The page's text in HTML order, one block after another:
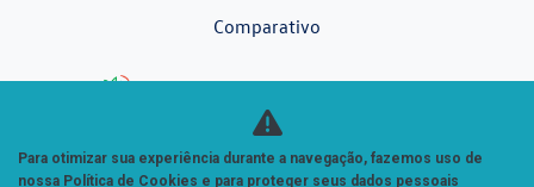
Comparativo
Para otimizar sua experiência durante a navegação, fazemos uso de
nossa Política de Cookies e para proteger seus dados pessoais